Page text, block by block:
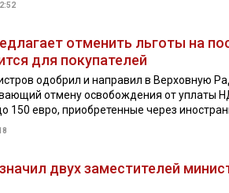
отменить льготы на
для покупателей
одобрил и направил в Верховную
отмену освобождения от уплаты
150 евро, приобретенные через
двух заместителей